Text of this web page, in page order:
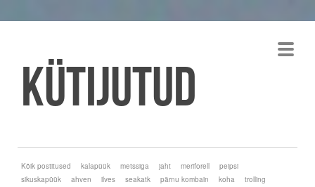
Kütijutud
Kõik postitused kalapüük metssiga jaht meriforell
peipsi
sikuskapüük
ahven ilves seakatk pärnu kombain koha
trolling